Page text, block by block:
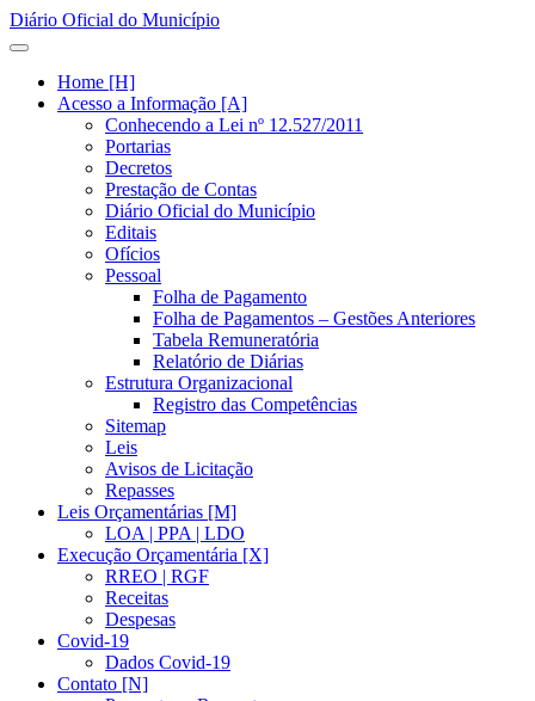
Diário Oficial do Município
Home [H]
Acesso a Informação [A]
Conhecendo a Lei nº 12.527/2011
Portarias
Decretos
Prestação de Contas
Diário Oficial do Município
Editais
Ofícios
Pessoal
Folha de Pagamento
Folha de Pagamentos – Gestões Anteriores
Tabela Remuneratória
Relatório de Diárias
Estrutura Organizacional
Registro das Competências
Sitemap
Leis
Avisos de Licitação
Repasses
Leis Orçamentárias [M]
LOA | PPA | LDO
Execução Orçamentária [X]
RREO | RGF
Receitas
Despesas
Covid-19
Dados Covid-19
Contato [N]